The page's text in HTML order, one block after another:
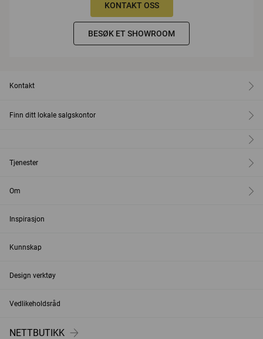
KONTAKT OSS
BESØK ET SHOWROOM
Kontakt
Finn ditt lokale salgskontor
Tjenester
Om
Inspirasjon
Kunnskap
Design verktøy
Vedlikeholdsråd
NETTBUTIKK